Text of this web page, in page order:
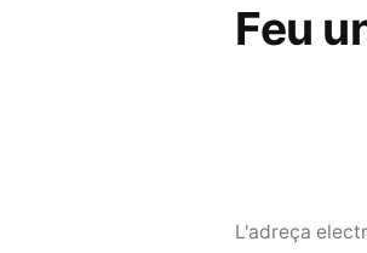
Feu
L'adreça